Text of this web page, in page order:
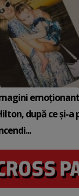
după ce și-a